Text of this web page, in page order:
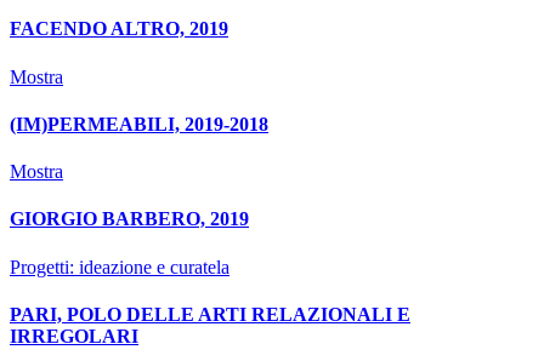
FACENDO ALTRO, 2019
Mostra
(IM)PERMEABILI, 2019-2018
Mostra
GIORGIO BARBERO, 2019
Progetti: ideazione e curatela
PARI, POLO DELLE ARTI RELAZIONALI E
IRREGOLARI